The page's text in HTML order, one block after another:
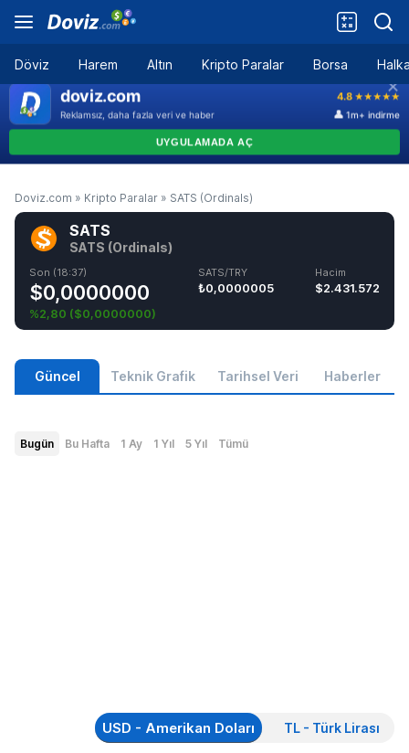
Döviz Harem Altın Kripto Paralar Borsa
Doviz.com » Kripto Paralar » SATS (Ordinals)
SATS
SATS (Ordinals)
Son (18:37)
$0,0000000
%2,80 ($0,0000000)
SATS/TRY
₺0,0000005
Hacim
$2.431.572
Güncel Teknik Grafik Tarihsel Veri Haberler
Bugün Bu Hafta 1 Ay 1 Yıl 5 Yıl Tümü
USD - Amerikan Doları TL - Türk Lirası